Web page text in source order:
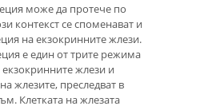
може да протече по
контекст се споменават и
на екзокринните жлези.
е един от трите режима
жлези и
жлезите, преследват в
Клетката на жлезата